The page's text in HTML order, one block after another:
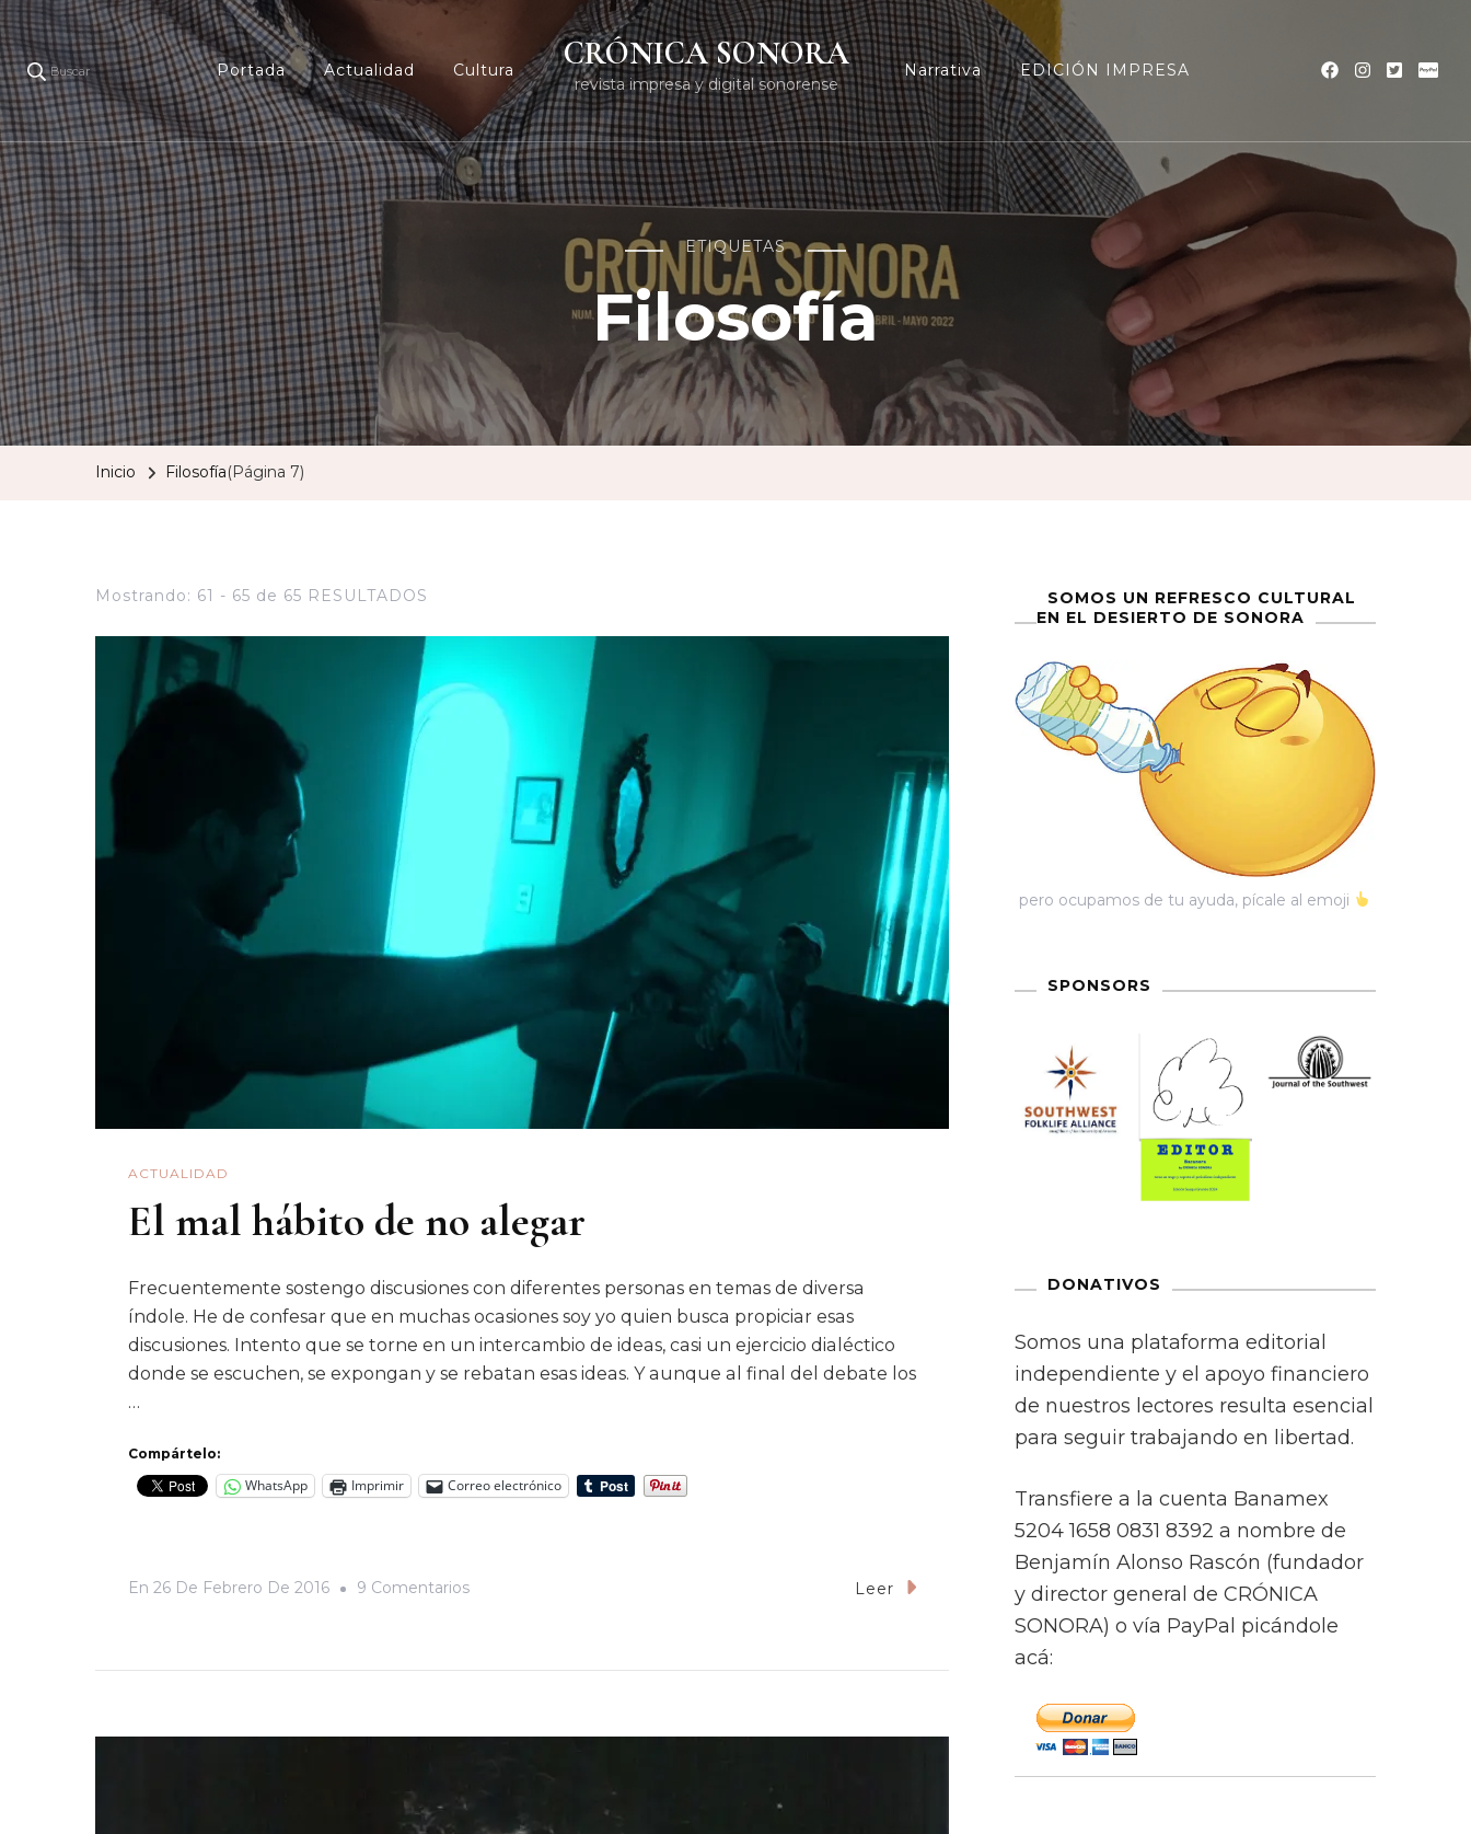
Buscar Portada Actualidad Cultura CRÓNICA SONORA
revista impresa y digital sonorense
Narrativa EDICIÓN IMPRESA
ETIQUETAS
Filosofía
Inicio Filosofía(Página 7)
Mostrando: 61 - 65 de 65 RESULTADOS
ACTUALIDAD
El mal hábito de no alegar
Frecuentemente sostengo discusiones con diferentes personas en temas de diversa
índole. He de confesar que en muchas ocasiones soy yo quien busca propiciar esas
discusiones. Intento que se torne en un intercambio de ideas, casi un ejercicio dialéctico
donde se escuchen, se expongan y se rebatan esas ideas. Y aunque al final del debate los
…
Compártelo:
WhatsApp Imprimir Correo electrónico
En 26 De Febrero De 2016 9 ComentariosEn
Leer
SOMOS UN REFRESCO CULTURAL
EN EL DESIERTO DE SONORA
pero ocupamos de tu ayuda, pícale al emoji
SPONSORS
DONATIVOS
Somos una plataforma editorial
independiente y el apoyo financiero
de nuestros lectores resulta esencial
para seguir trabajando en libertad.
Transfiere a la cuenta Banamex
5204 1658 0831 8392 a nombre de
Benjamín Alonso Rascón (fundador
y director general de CRÓNICA
SONORA) o vía PayPal picándole
acá: